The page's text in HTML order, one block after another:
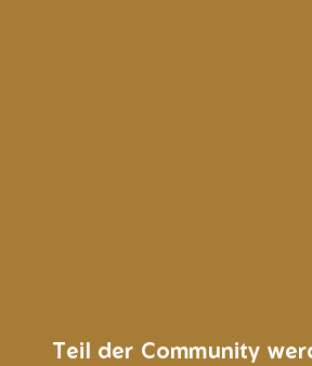
Teil der Community